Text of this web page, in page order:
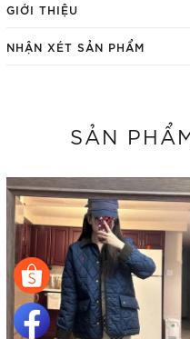
GIỚI THIỆU
NHẬN XÉT SẢN PHẨM
SẢN